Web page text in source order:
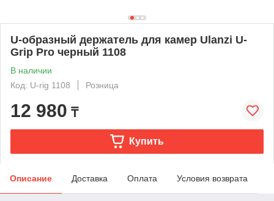
U-образный держатель для камер Ulanzi U-
Grip Pro черный 1108
В наличии
Код: U-rig 1108
Розница
12 980 ₸
Купить
Описание Доставка Оплата Условия возврата